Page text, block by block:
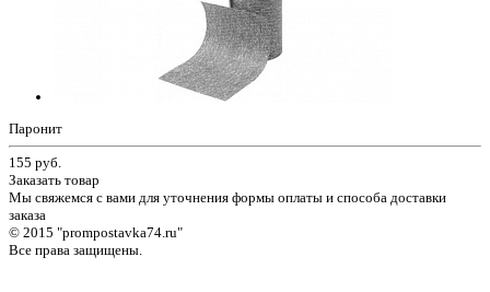
Паронит
155 руб.
Заказать товар
Мы свяжемся с вами для уточнения формы оплаты и способа доставки
заказа
© 2015 "prompostavka74.ru"
Все права защищены.